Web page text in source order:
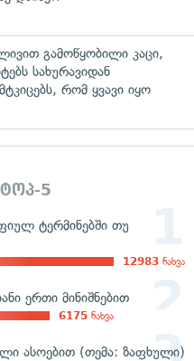
გამოწყობილი კაცი,
სახურავიდან
რომ ყვავი იყო
5
ტერმინებში თუ
12983 ნახვა
ერთი მინიშნებით
6175 ნახვა
ასოებით (თემა: ზაფხული)